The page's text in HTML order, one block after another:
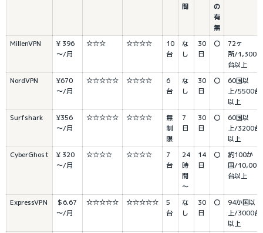
間
の
有
無
MillenVPN
¥ 396
～/月
☆☆☆ ☆☆☆☆
10
台
な
し
30
日
〇
72ヶ
所/1,300
台以上
NordVPN
¥670
～/月
☆☆☆☆☆ ☆☆☆☆
6
台
な
し
30
日
〇
60国以
上/5500台
以上
Surfshark
¥356
～/月
☆☆☆☆☆ ☆☆☆☆
無
制
限
7
日
30
日
〇
60国以
上/3200台
以上
CyberGhost
¥ 320
～/月
☆☆☆☆ ☆☆☆☆
7
台
24
時
間
～
14
日
〇
約100か
国/10,000
台以上
ExpressVPN
＄6.67
～/月
☆☆☆☆☆ ☆☆☆☆☆
5
台
な
し
30
日
〇
94か国以
上/3000台
以上